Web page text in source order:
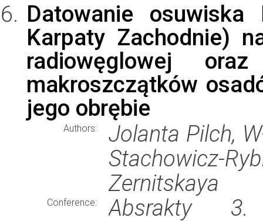
Datowanie
Karpaty Zachodnie)
radiowęglowej
makroszczątków
jego obrębie
Authors:
Jolanta Pilch,
Stachowicz-
Zernitskaya
Conference:
Absrakty 3.